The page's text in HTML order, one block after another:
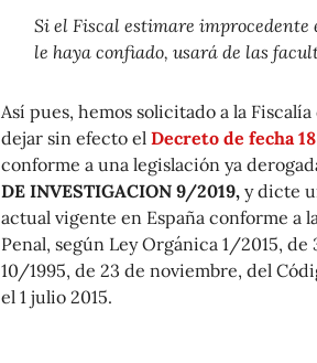
Si el Fiscal estimare improcedente
le haya confiado, usará de las
Así pues, hemos solicitado a la
dejar sin efecto el Decreto de fecha
conforme a una legislación ya
DE INVESTIGACION 9/2019, y dicte
actual vigente en España conforme a
Penal, según Ley Orgánica 1/2015,
10/1995, de 23 de noviembre, del
el 1 julio 2015.